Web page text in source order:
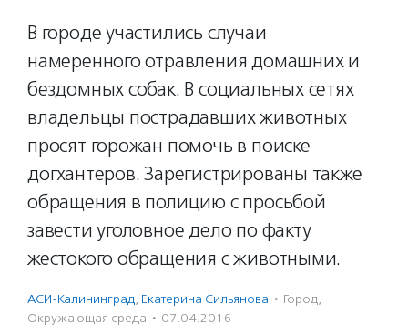
В городе участились случаи
намеренного отравления домашних и
бездомных собак. В социальных сетях
владельцы пострадавших животных
просят горожан помочь в поиске
догхантеров. Зарегистрированы также
обращения в полицию с просьбой
завести уголовное дело по факту
жестокого обращения с животными.
АСИ-Калининград, Екатерина Сильянова · Город,
Окружающая среда · 07.04.2016